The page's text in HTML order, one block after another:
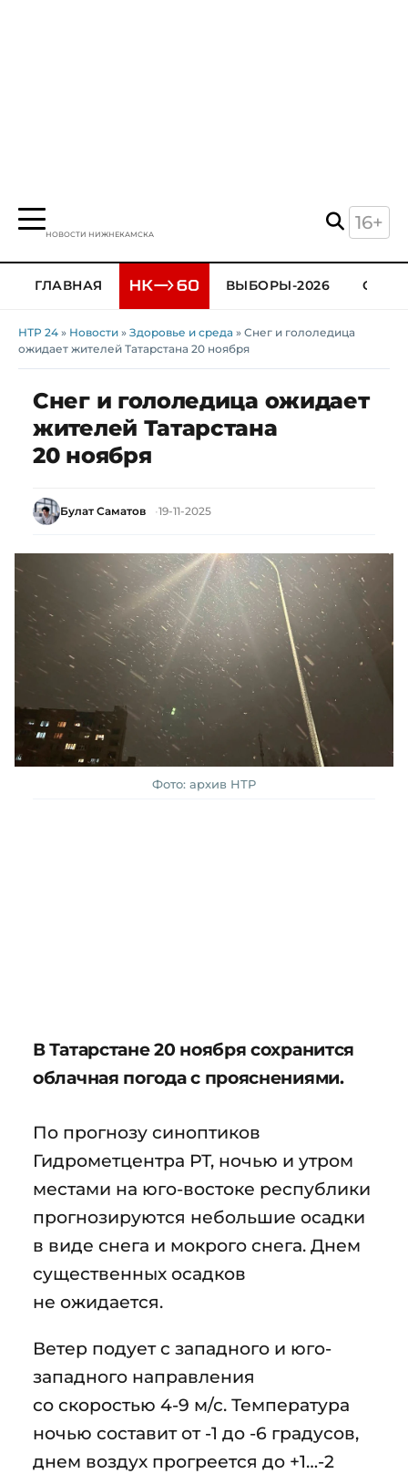
НОВОСТИ НИЖНЕКАМСКА
16+
ГЛАВНАЯ ВЫБОРЫ-2026
НТР 24 » Новости » Здоровье и среда » Снег и гололедица
ожидает жителей Татарстана 20 ноября
Снег и гололедица ожидает
жителей Татарстана
20 ноября
Булат Саматов 19-11-2025
Фото: архив НТР
В Татарстане 20 ноября сохранится
облачная погода с прояснениями.
По прогнозу синоптиков
Гидрометцентра РТ, ночью и утром
местами на юго-востоке республики
прогнозируются небольшие осадки
в виде снега и мокрого снега. Днем
существенных осадков
не ожидается.
Ветер подует с западного и юго-
западного направления
со скоростью 4-9 м/с. Температура
ночью составит от -1 до -6 градусов,
днем воздух прогреется до +1…-2